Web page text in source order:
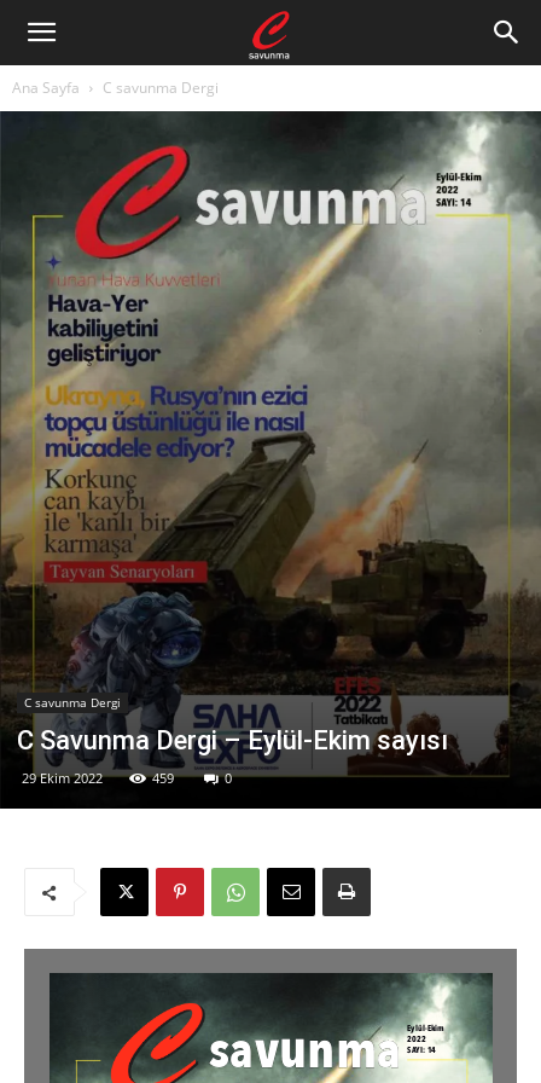
Ana Sayfa C savunma Dergi
C savunma Dergi
C Savunma Dergi – Eylül-Ekim sayısı
29 Ekim 2022 459 0